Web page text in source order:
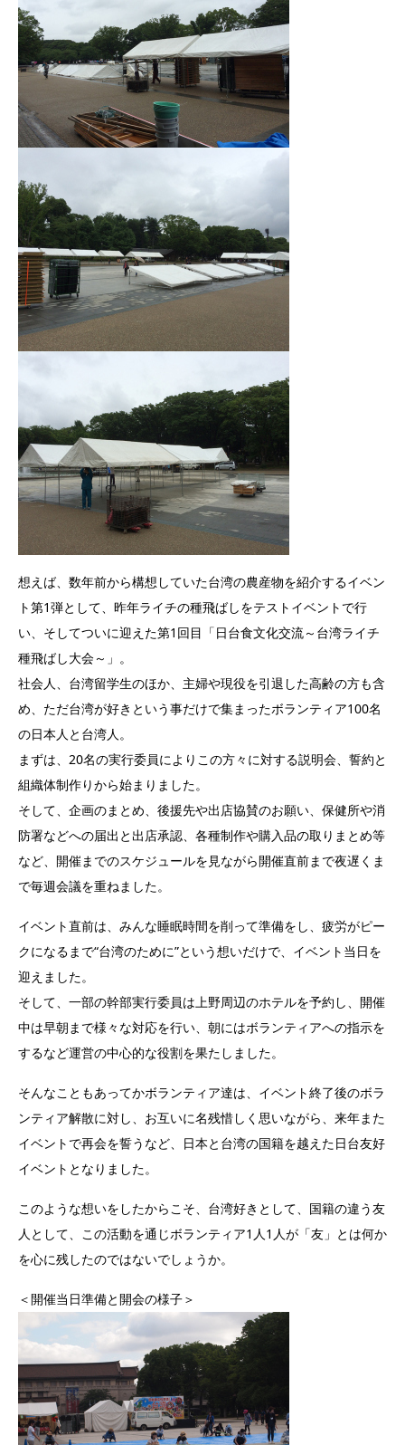
想えば、数年前から構想していた台湾の農産物を紹介するイベン
ト第1弾として、昨年ライチの種飛ばしをテストイベントで行
い、そしてついに迎えた第1回目「日台食文化交流～台湾ライチ
種飛ばし大会～」。
社会人、台湾留学生のほか、主婦や現役を引退した高齢の方も含
め、ただ台湾が好きという事だけで集まったボランティア100名
の日本人と台湾人。
まずは、20名の実行委員によりこの方々に対する説明会、誓約と
組織体制作りから始まりました。
そして、企画のまとめ、後援先や出店協賛のお願い、保健所や消
防署などへの届出と出店承認、各種制作や購入品の取りまとめ等
など、開催までのスケジュールを見ながら開催直前まで夜遅くま
で毎週会議を重ねました。
イベント直前は、みんな睡眠時間を削って準備をし、疲労がピー
クになるまで“台湾のために”という想いだけで、イベント当日を
迎えました。
そして、一部の幹部実行委員は上野周辺のホテルを予約し、開催
中は早朝まで様々な対応を行い、朝にはボランティアへの指示を
するなど運営の中心的な役割を果たしました。
そんなこともあってかボランティア達は、イベント終了後のボラ
ンティア解散に対し、お互いに名残惜しく思いながら、来年また
イベントで再会を誓うなど、日本と台湾の国籍を越えた日台友好
イベントとなりました。
このような想いをしたからこそ、台湾好きとして、国籍の違う友
人として、この活動を通じボランティア1人1人が「友」とは何か
を心に残したのではないでしょうか。
＜開催当日準備と開会の様子＞